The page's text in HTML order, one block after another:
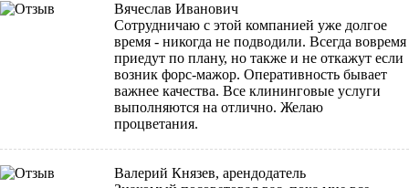
Вячеслав Иванович
Сотрудничаю с этой компанией уже долгое
время - никогда не подводили. Всегда вовремя
приедут по плану, но также и не откажут если
возник форс-мажор. Оперативность бывает
важнее качества. Все клининговые услуги
выполняются на отлично. Желаю
процветания.
Валерий Князев, арендодатель